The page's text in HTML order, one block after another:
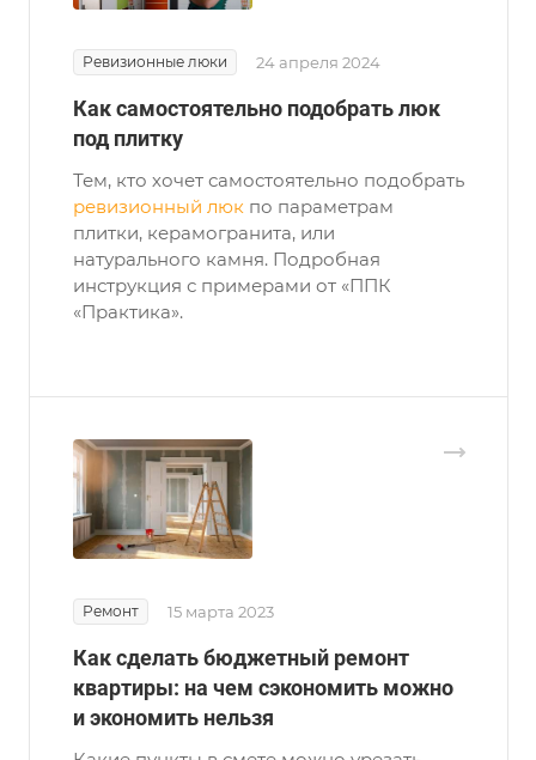
Ревизионные люки 24 апреля 2024
Как самостоятельно подобрать люк
под плитку
Тем, кто хочет самостоятельно подобрать
ревизионный люк по параметрам
плитки, керамогранита, или
натурального камня. Подробная
инструкция с примерами от «ППК
«Практика».
Ремонт 15 марта 2023
Как сделать бюджетный ремонт
квартиры: на чем сэкономить можно
и экономить нельзя